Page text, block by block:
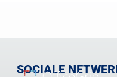
SOCIALE